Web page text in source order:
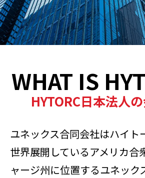
WHAT IS
HYTORC日本法人
ユネックス合同会社はハイト
世界展開しているアメリカ合
ャージ州に位置するユネック